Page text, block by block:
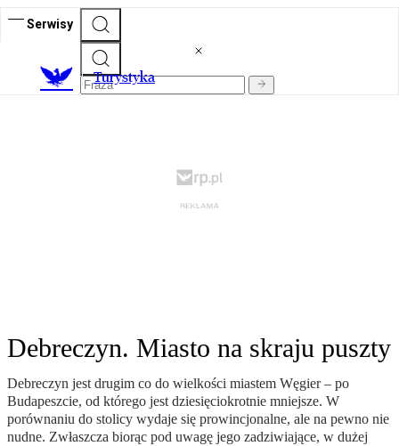
Serwisy
Turystyka
Debreczyn. Miasto na skraju puszty
Debreczyn jest drugim co do wielkości miastem Węgier – po
Budapeszcie, od którego jest dziesięciokrotnie mniejsze. W
porównaniu do stolicy wydaje się prowincjonalne, ale na pewno nie
nudne. Zwłaszcza biorąc pod uwagę jego zadziwiające, w dużej